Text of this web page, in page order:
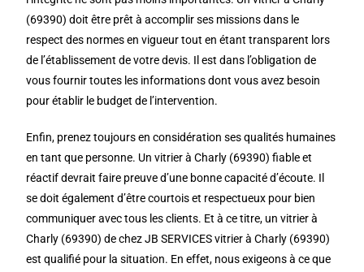
(69390) doit être prêt à accomplir ses missions dans le
respect des normes en vigueur tout en étant transparent lors
de l’établissement de votre devis. Il est dans l’obligation de
vous fournir toutes les informations dont vous avez besoin
pour établir le budget de l’intervention.
Enfin, prenez toujours en considération ses qualités humaines
en tant que personne. Un vitrier à Charly (69390) fiable et
réactif devrait faire preuve d’une bonne capacité d’écoute. Il
se doit également d’être courtois et respectueux pour bien
communiquer avec tous les clients. Et à ce titre, un vitrier à
Charly (69390) de chez JB SERVICES vitrier à Charly (69390)
est qualifié pour la situation. En effet, nous exigeons à ce que